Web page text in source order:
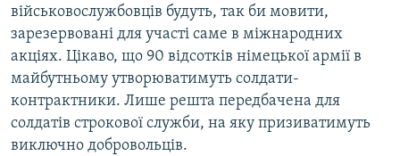
військовослужбовців будуть, так би мовити,
зарезервовані для участі саме в міжнародних
акціях. Цікаво, що 90 відсотків німецької армії в
майбутньому утворюватимуть солдати-
контрактники. Лише решта передбачена для
солдатів строкової служби, на яку призиватимуть
виключно добровольців.